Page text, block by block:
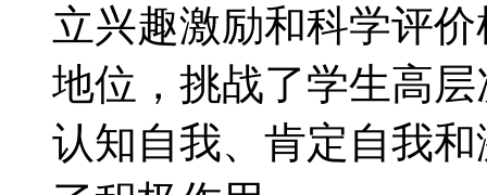
立兴趣激励和科学评
地位，挑战了学生高
认知自我、肯定自我